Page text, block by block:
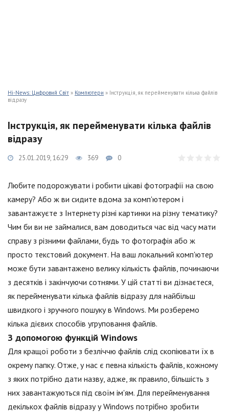
Hi-News: Цифровий Світ » Компютери » Інструкція, як перейменувати кілька файлів
відразу
Інструкція, як перейменувати кілька файлів
відразу
25.01.2019, 16:29 369 0
Любите подорожувати і робити цікаві фотографії на свою
камеру? Або ж ви сидите вдома за комп'ютером і
завантажуєте з Інтернету різні картинки на різну тематику?
Чим би ви не займалися, вам доводиться час від часу мати
справу з різними файлами, будь то фотографія або ж
просто текстовий документ. На ваш локальний комп'ютер
може бути завантажено велику кількість файлів, починаючи
з десятків і закінчуючи сотнями. У цій статті ви дізнаєтеся,
як перейменувати кілька файлів відразу для найбільш
швидкого і зручного пошуку в Windows. Ми розберемо
кілька дієвих способів угруповання файлів.
З допомогою функцій Windows
Для кращої роботи з безліччю файлів слід скопіювати їх в
окрему папку. Отже, у нас є певна кількість файлів, кожному
з яких потрібно дати назву, адже, як правило, більшість з
них завантажуються під своїм ім'ям. Для перейменування
декількох файлів відразу у Windows потрібно зробити